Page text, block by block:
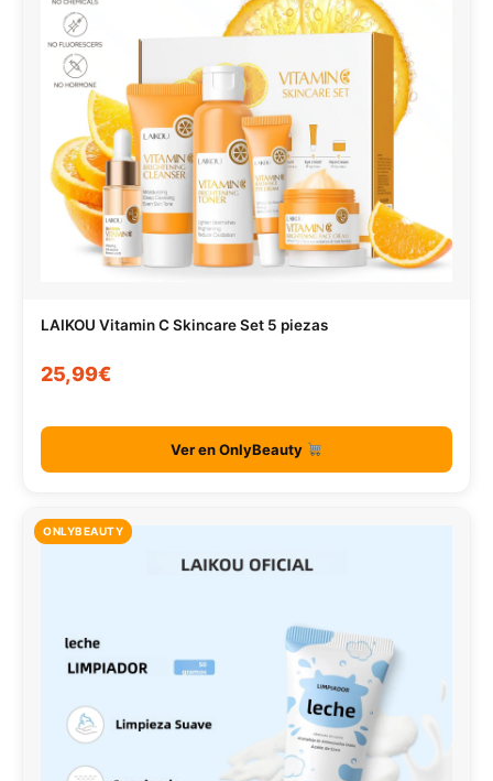
LAIKOU Vitamin C Skincare Set 5 piezas
25,99€
Ver en OnlyBeauty
ONLYBEAUTY